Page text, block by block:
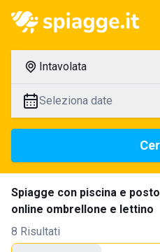
Intavolata
Seleziona date
Spiagge con piscina e
online ombrellone e lettino
8 Risultati